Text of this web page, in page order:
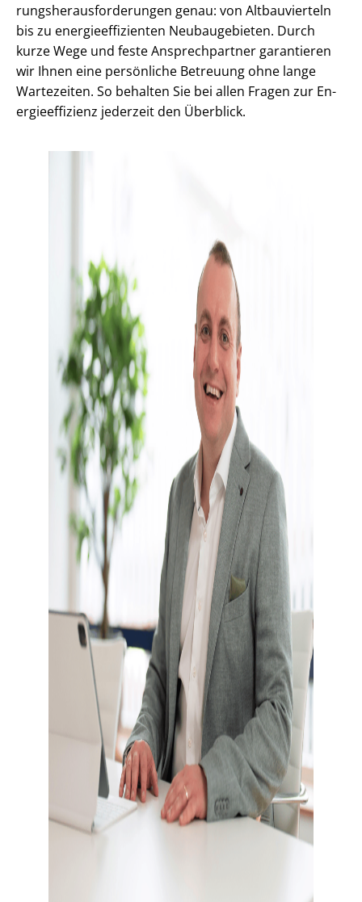
rungs­her­aus­for­de­run­gen genau: von Altbauvierteln
bis zu en­er­gie­ef­fi­zi­en­ten Neubaugebieten. Durch
kurze Wege und feste Ansprechpartner garantieren
wir Ihnen eine persönliche Betreuung ohne lange
Wartezeiten. So behalten Sie bei allen Fragen zur En­
er­gie­ef­fi­zi­enz jederzeit den Überblick.